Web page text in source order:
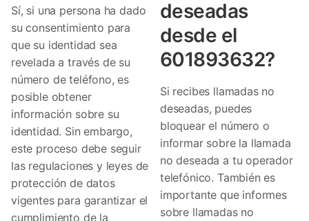
Sí, si una persona ha dado
su consentimiento para
que su identidad sea
revelada a través de su
número de teléfono, es
posible obtener
información sobre su
identidad. Sin embargo,
este proceso debe seguir
las regulaciones y leyes de
protección de datos
vigentes para garantizar el
cumplimiento de la
deseadas
desde el
601893632?
Si recibes llamadas no
deseadas, puedes
bloquear el número o
informar sobre la llamada
no deseada a tu operador
telefónico. También es
importante que informes
sobre llamadas no